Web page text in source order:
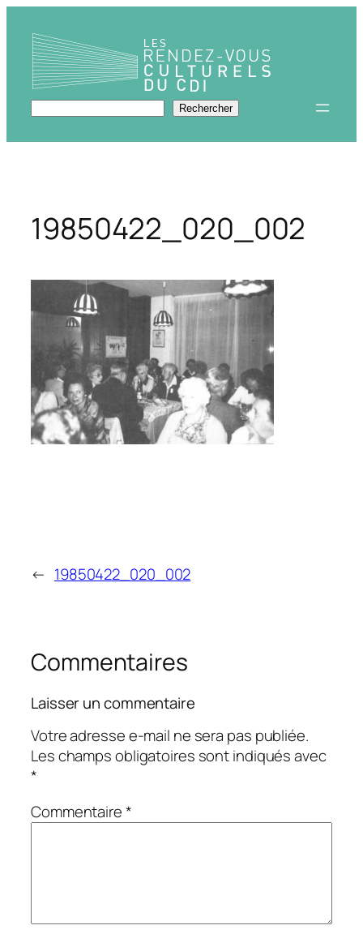
contenu
Rechercher Rechercher
19850422_020_002
← 19850422_020_002
Commentaires
Laisser un commentaire
Votre adresse e-mail ne sera pas publiée.
Les champs obligatoires sont indiqués avec
*
Commentaire*